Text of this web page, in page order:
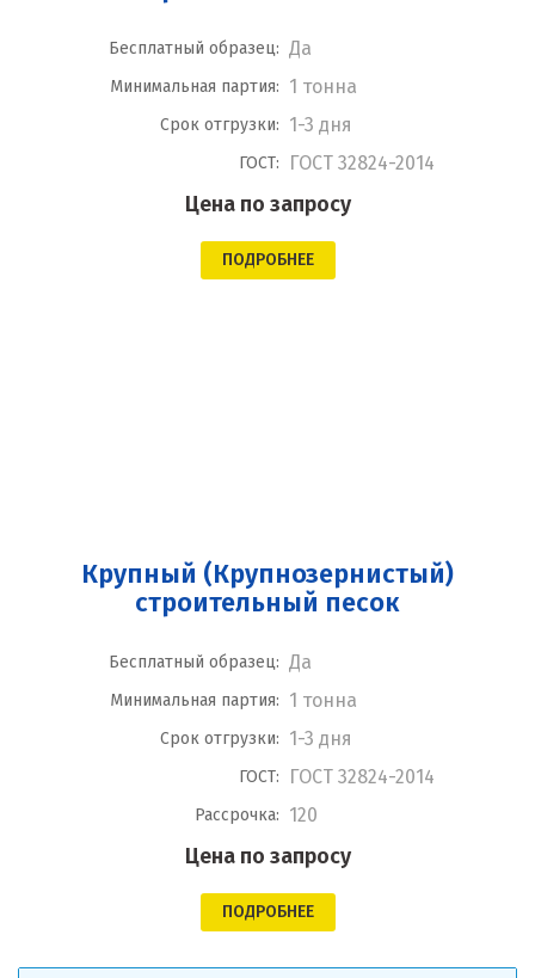
Бесплатный образец: Да
Минимальная партия: 1 тонна
Срок отгрузки: 1-3 дня
ГОСТ: ГОСТ 32824-2014
Цена по запросу
ПОДРОБНЕЕ
Крупный (Крупнозернистый)
строительный песок
Бесплатный образец: Да
Минимальная партия: 1 тонна
Срок отгрузки: 1-3 дня
ГОСТ: ГОСТ 32824-2014
Рассрочка: 120
Цена по запросу
ПОДРОБНЕЕ